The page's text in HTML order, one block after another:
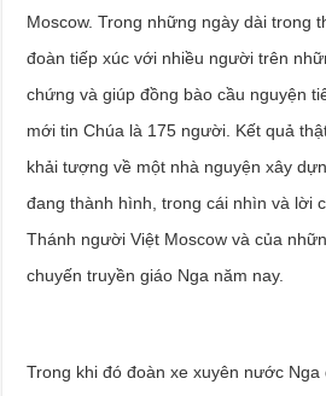
Moscow. Trong những ngày dài trong
đoàn tiếp xúc với nhiều người trên
chứng và giúp đồng bào cầu nguyện
mới tin Chúa là 175 người. Kết quả
khải tượng về một nhà nguyện xây
đang thành hình, trong cái nhìn và lời
Thánh người Việt Moscow và của
chuyến truyền giáo Nga năm nay.
Trong khi đó đoàn xe xuyên nước Nga